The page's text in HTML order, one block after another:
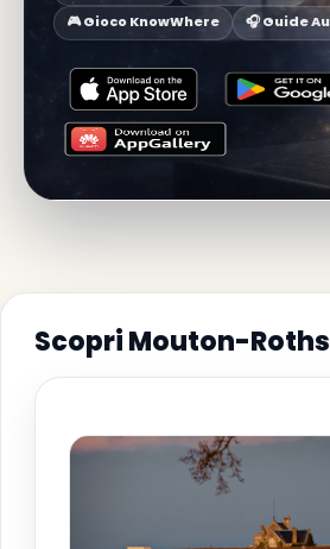
🎮 Gioco KnowWhere
🎧 Guide
Scopri Mouton-